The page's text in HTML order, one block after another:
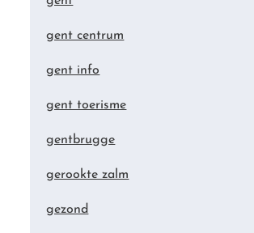
gent centrum
gent info
gent toerisme
gentbrugge
gerookte zalm
gezond